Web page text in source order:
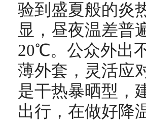
验到盛夏般的炎
显，昼夜温差普
20℃。公众外出
薄外套，灵活应
是干热暴晒型，
出行，在做好降